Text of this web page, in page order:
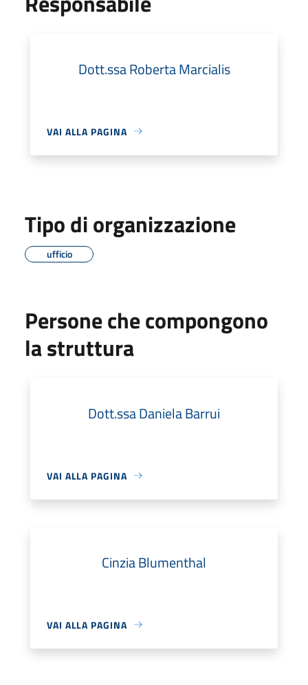
Dott.ssa Roberta Marcialis
VAI ALLA PAGINA
Tipo di organizzazione
ufficio
Persone che compongono
la struttura
Dott.ssa Daniela Barrui
VAI ALLA PAGINA
Cinzia Blumenthal
VAI ALLA PAGINA